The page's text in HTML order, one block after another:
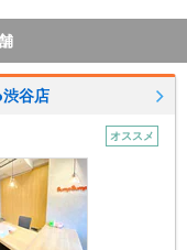
谷店
オススメ